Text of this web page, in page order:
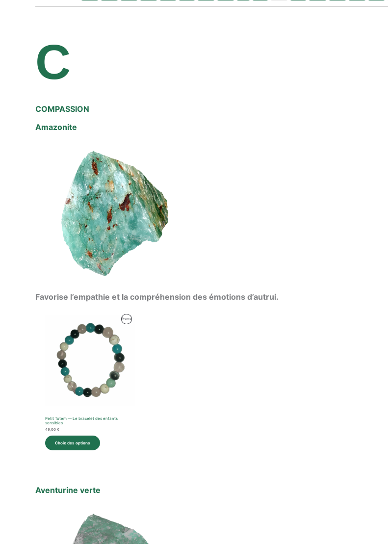
C
COMPASSION
Amazonite
Favorise l’empathie et la compréhension des émotions d’autrui.
PromoProduit
Petit Totem — Le bracelet des enfants
sensibles
49,00 €
Choix des options
Aventurine verte